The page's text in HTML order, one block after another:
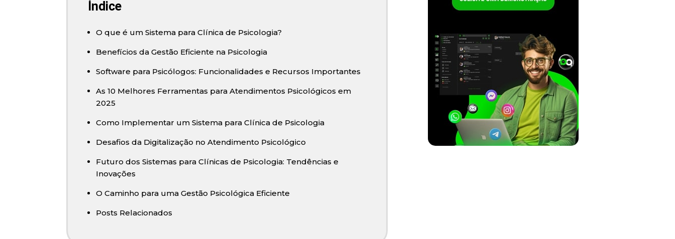
Índice
O que é um Sistema para Clínica de Psicologia?
Benefícios da Gestão Eficiente na Psicologia
Software para Psicólogos: Funcionalidades e Recursos Importantes
As 10 Melhores Ferramentas para Atendimentos Psicológicos em
2025
Como Implementar um Sistema para Clínica de Psicologia
Desafios da Digitalização no Atendimento Psicológico
Futuro dos Sistemas para Clínicas de Psicologia: Tendências e
Inovações
O Caminho para uma Gestão Psicológica Eficiente
Posts Relacionados